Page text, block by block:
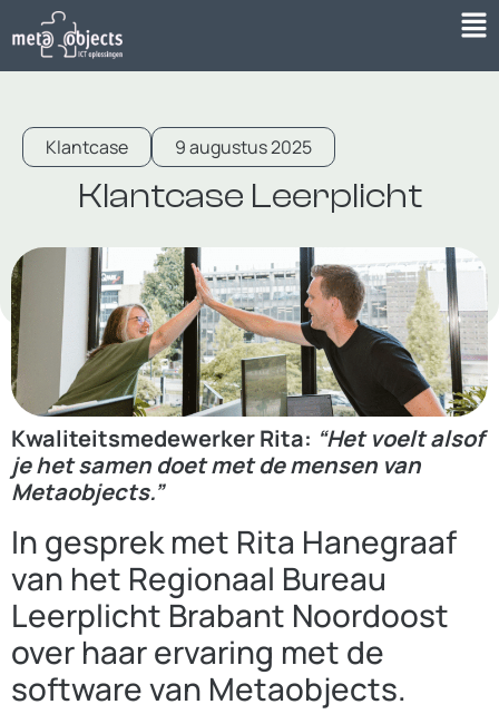
Klantcase 9 augustus 2025
Klantcase Leerplicht
Kwaliteitsmedewerker Rita: “Het voelt alsof
je het samen doet met de mensen van
Metaobjects.”
In gesprek met Rita Hanegraaf
van het Regionaal Bureau
Leerplicht Brabant Noordoost
over haar ervaring met de
software van Metaobjects.